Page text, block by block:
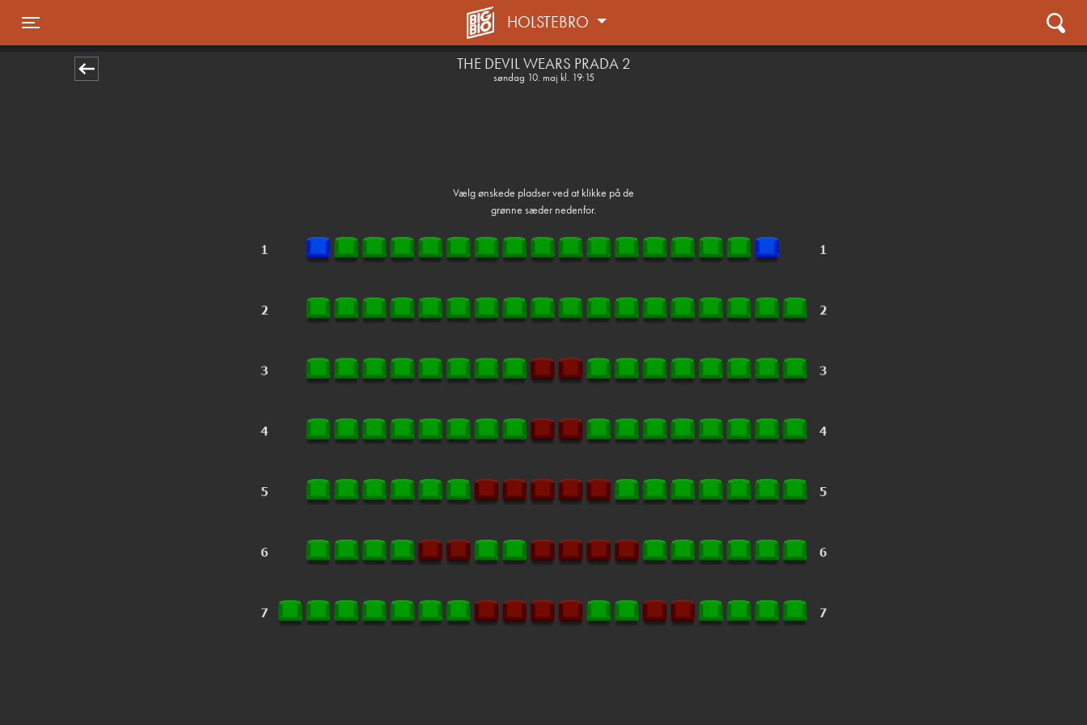
HOLSTEBRO
THE DEVIL WEARS PRADA 2
søndag 10. maj kl. 19:15
Vælg ønskede pladser ved at klikke på de
grønne sæder nedenfor.
front05-temp 015522